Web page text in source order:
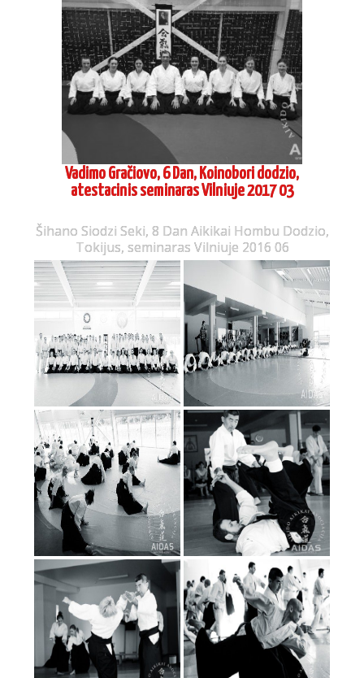
Vadimo Gračiovo, 6 Dan, Koinobori dodzio,
atestacinis seminaras Vilniuje 2017 03
Šihano Siodzi Seki, 8 Dan Aikikai Hombu Dodzio,
Tokijus, seminaras Vilniuje 2016 06